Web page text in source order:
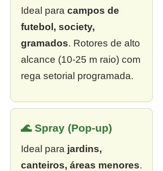
Ideal para campos de
futebol, society,
gramados. Rotores de alto
alcance (10-25 m raio) com
rega setorial programada.
🌊 Spray (Pop-up)
Ideal para jardins,
canteiros, áreas menores.